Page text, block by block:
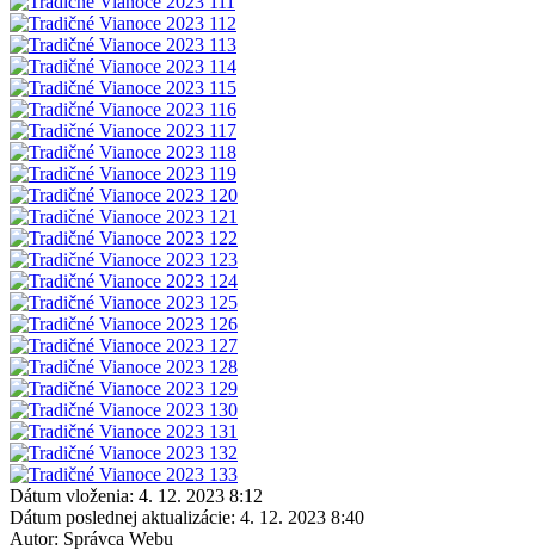
Dátum vloženia: 4. 12. 2023 8:12
Dátum poslednej aktualizácie: 4. 12. 2023 8:40
Autor: Správca Webu